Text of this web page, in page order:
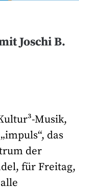
Joschi B.
Musik,
das
der
für Freitag,